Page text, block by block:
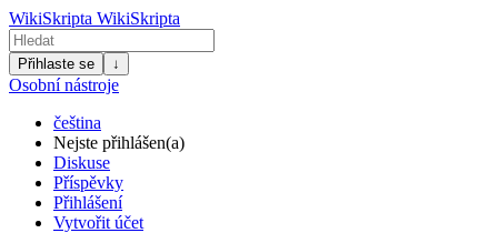
WikiSkripta WikiSkripta
Přihlaste se ↓
Osobní nástroje
čeština
Nejste přihlášen(a)
Diskuse
Příspěvky
Přihlášení
Vytvořit účet